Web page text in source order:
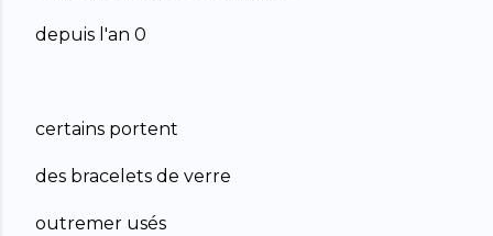
depuis l'an 0
certains portent
des bracelets de verre
outremer usés